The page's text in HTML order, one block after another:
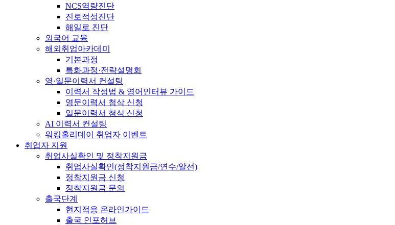
NCS역량진단
진로적성진단
해일로 진단
외국어 교육
해외취업아카데미
기본과정
특화과정·전략설명회
영·일문이력서 컨설팅
이력서 작성법 & 영어인터뷰 가이드
영문이력서 첨삭 신청
일문이력서 첨삭 신청
AI 이력서 컨설팅
워킹홀리데이 취업자 이벤트
취업자 지원
취업사실확인 및 정착지원금
취업사실확인(정착지원금/연수/알선)
정착지원금 신청
정착지원금 문의
출국단계
현지적응 온라인가이드
출국 인포허브